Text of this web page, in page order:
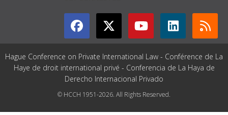
Hague Conference on Private International Law - Conférence de La
Haye de droit international privé - Conferencia de La Haya de
Derecho Internacional Privado
© HCCH 1951-2026. All Rights Reserved.